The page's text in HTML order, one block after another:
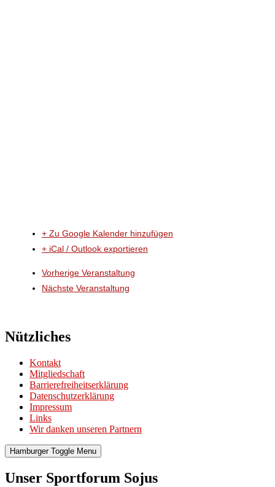
+ Zu Google Kalender hinzufügen
+ iCal / Outlook exportieren
Vorherige Veranstaltung
Nächste Veranstaltung
Nützliches
Kontakt
Mitgliedschaft
Barrierefreiheitserklärung
Datenschutzerklärung
Impressum
Links
Wir danken unseren Partnern
Hamburger Toggle Menu
Unser Sportforum Sojus